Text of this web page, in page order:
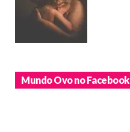
Mundo Ovo no Facebook